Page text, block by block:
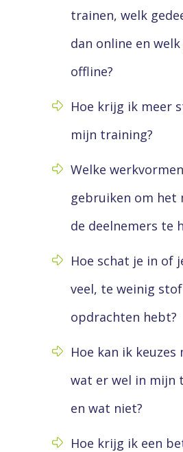
trainen, welk
dan online en
offline?
Hoe krijg ik meer
mijn training?
Welke
gebruiken om het
de deelnemers te
Hoe schat je in of
veel, te weinig
opdrachten hebt?
Hoe kan ik keuzes
wat er wel in mijn
en wat niet?
Hoe krijg ik een